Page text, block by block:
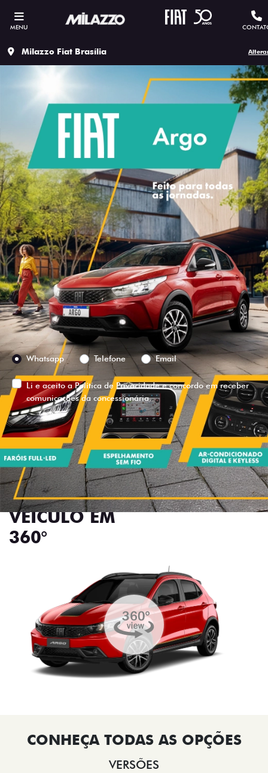
MENU
Milazzo Fiat Brasília
ESTOU INTERESSADO
Versão escolhida
Preferência de contato:
Whatsapp
Telefone Email
Li e aceito aPolítica de Privacidadee concordo em receber
comunicações da concessionária.
ENTRAR EM CONTATO
VISUALIZE O
VEÍCULO EM
360°
VERSÕES